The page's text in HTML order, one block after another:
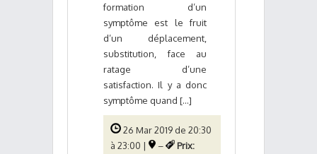
formation d’un
symptôme est le fruit
d’un déplacement,
substitution, face au
ratage d’une
satisfaction. Il y a donc
symptôme quand [...]
26 Mar 2019 de 20:30
à 23:00 |
–
Prix: